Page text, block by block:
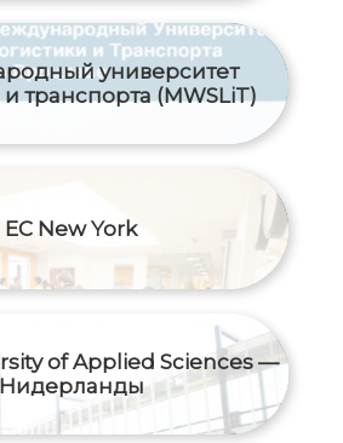
yниверситет
транспорта (MWSLiT)
EC New York
of Applied Sciences —
Нидерланды